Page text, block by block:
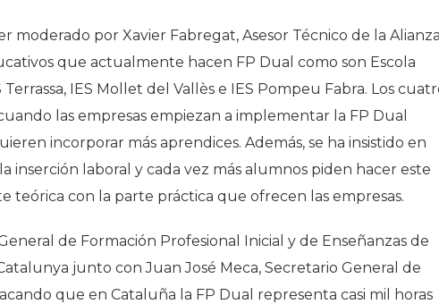
moderado por Xavier Fabregat, Asesor Técnico de la Alianza
que actualmente hacen FP Dual como son Escola
IES Mollet del Vallès e IES Pompeu Fabra. Los
las empresas empiezan a implementar la FP Dual
incorporar más aprendices. Además, se ha insistido en
inserción laboral y cada vez más alumnos piden hacer este
teórica con la parte práctica que ofrecen las empresas.
de Formación Profesional Inicial y de Enseñanzas de
junto con Juan José Meca, Secretario General de
que en Cataluña la FP Dual representa casi mil horas